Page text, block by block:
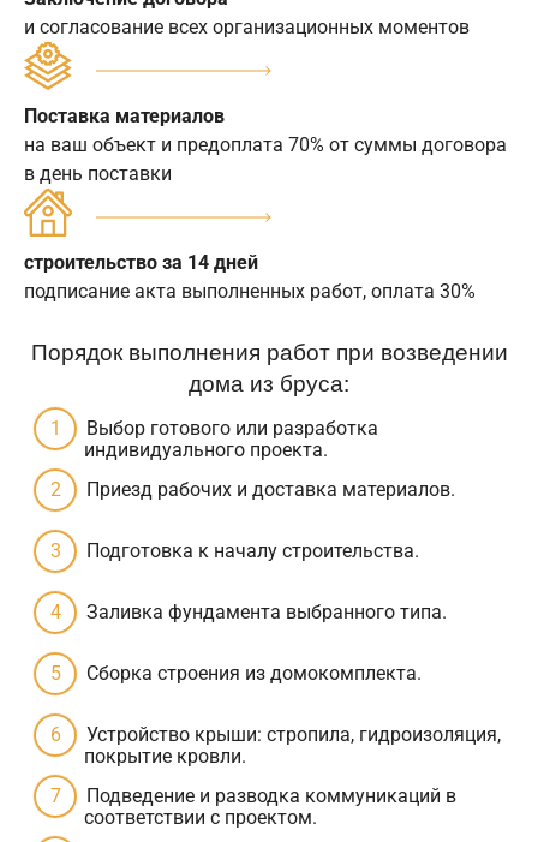
и согласование всех организационных моментов
Поставка материалов
на ваш объект и предоплата 70% от суммы договора
в день поставки
строительство за 14 дней
подписание акта выполненных работ, оплата 30%
Порядок выполнения работ при возведении
дома из бруса:
Выбор готового или разработка
индивидуального проекта.
Приезд рабочих и доставка материалов.
Подготовка к началу строительства.
Заливка фундамента выбранного типа.
Сборка строения из домокомплекта.
Устройство крыши: стропила, гидроизоляция,
покрытие кровли.
Подведение и разводка коммуникаций в
соответствии с проектом.